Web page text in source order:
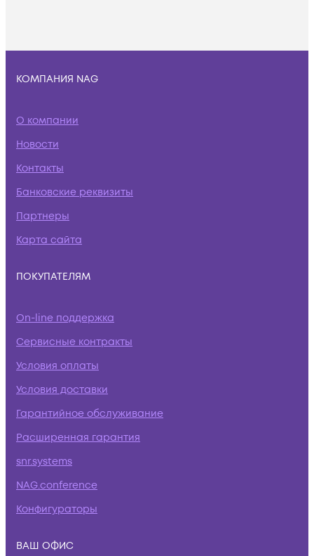
КОМПАНИЯ NAG
О компании
Новости
Контакты
Банковские реквизиты
Партнеры
Карта сайта
ПОКУПАТЕЛЯМ
On-line поддержка
Сервисные контракты
Условия оплаты
Условия доставки
Гарантийное обслуживание
Расширенная гарантия
snr.systems
NAG.conference
Конфигураторы
ВАШ ОФИС